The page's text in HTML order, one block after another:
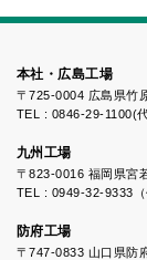
本社・広島工場
〒725-0004 広島県竹
TEL : 0846-29-1100(
九州工場
〒823-0016 福岡県宮
TEL : 0949-32-9333
防府工場
〒747-0833 山口県防